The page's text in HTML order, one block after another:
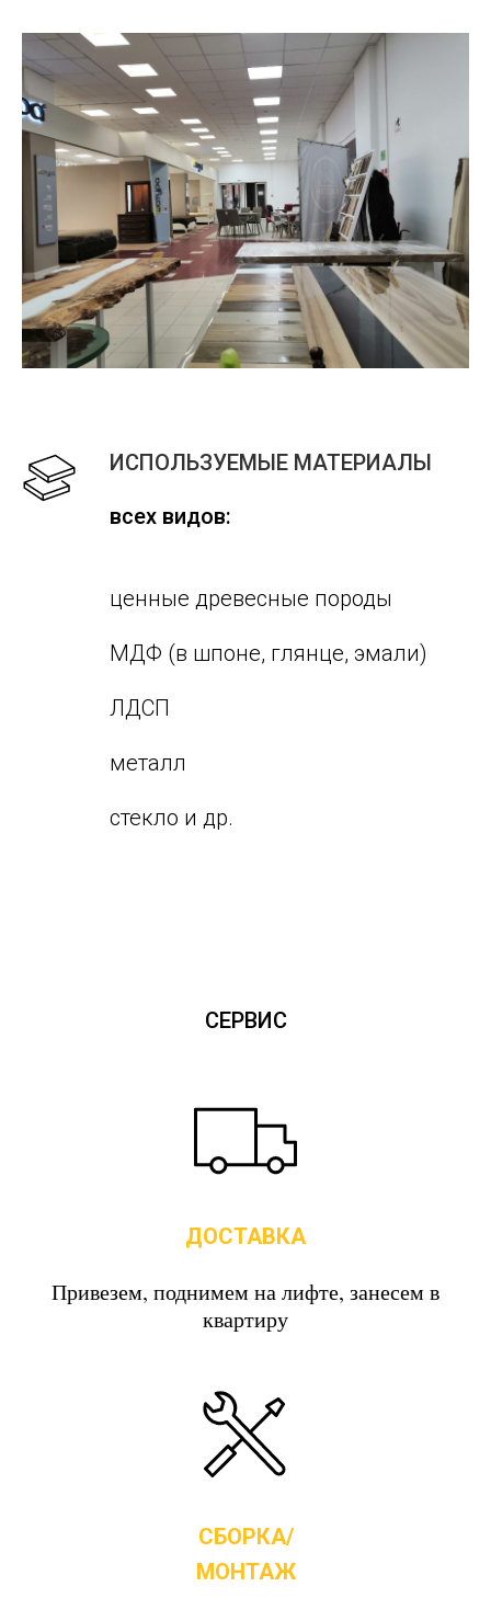
ИСПОЛЬЗУЕМЫЕ МАТЕРИАЛЫ
всех видов:
ценные древесные породы
МДФ (в шпоне, глянце, эмали)
ЛДСП
металл
стекло и др.
СЕРВИС
ДОСТАВКА
Привезем, поднимем на лифте, занесем в
квартиру
СБОРКА/
МОНТАЖ